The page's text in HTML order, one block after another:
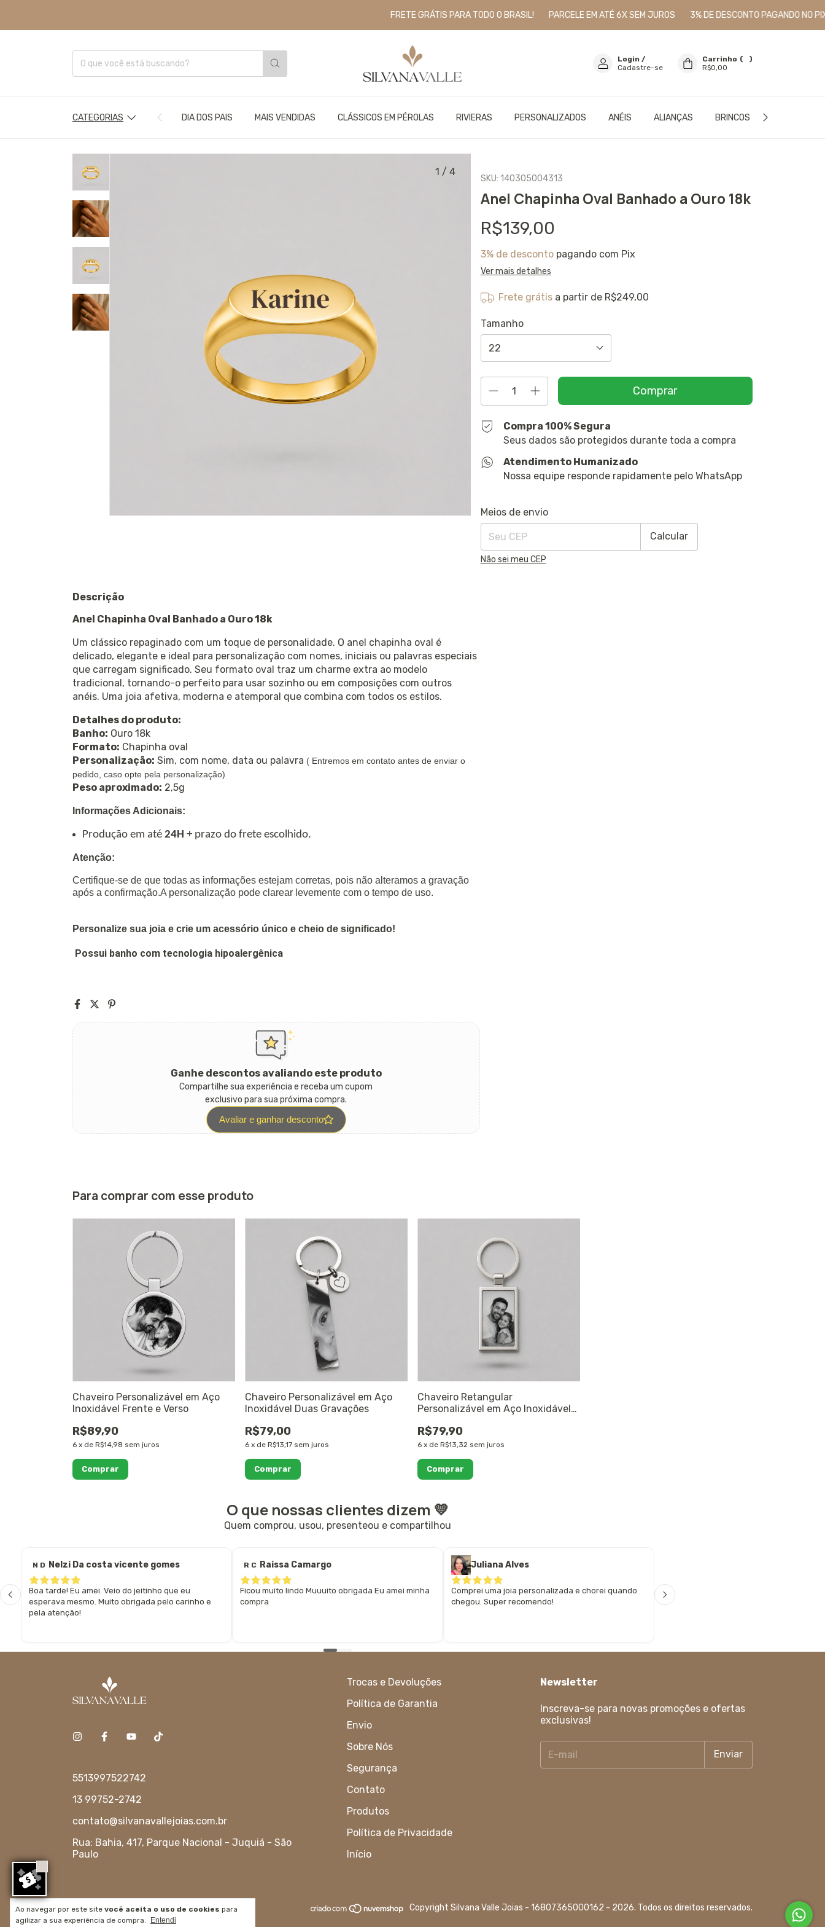
FRETE GRÁTIS PARA TODO O BRASIL! PARCELE EM ATÉ 6X SEM JUROS 3% DE DESCONTO PAGANDO NO PIX
Login /
Cadastre-se
Carrinho (
)
R$0,00
CATEGORIAS DIA DOS PAIS MAIS VENDIDAS CLÁSSICOS EM PÉROLAS RIVIERAS PERSONALIZADOS ANÉIS ALIANÇAS BRINCOS
Ao navegar por este site você aceita o uso de cookies para
agilizar a sua experiência de compra.
Entendi
1 / 4
SKU: 140305004313
Anel Chapinha Oval Banhado a Ouro 18k
R$139,00
3% de descontopagando com Pix
Ver mais detalhes
Frete grátis a partir de R$249,00
Tamanho
Compra 100% Segura
Seus dados são protegidos durante toda a compra
Atendimento Humanizado
Nossa equipe responde rapidamente pelo WhatsApp
Entregas para o CEP:
Meios de envio
Calcular
Não sei meu CEP
Descrição
Anel Chapinha Oval Banhado a Ouro 18k
Um clássico repaginado com um toque de personalidade. O anel chapinha oval é
delicado, elegante e ideal para personalização com nomes, iniciais ou palavras especiais
que carregam significado. Seu formato oval traz um charme extra ao modelo
tradicional, tornando-o perfeito para usar sozinho ou em composições com outros
anéis. Uma joia afetiva, moderna e atemporal que combina com todos os estilos.
Detalhes do produto:
Banho: Ouro 18k
Formato: Chapinha oval
Personalização: Sim, com nome, data ou palavra ( Entremos em contato antes de enviar o
pedido, caso opte pela personalização)
Peso aproximado: 2,5g
Informações Adicionais:
Produção em até 24H + prazo do frete escolhido.
Atenção:
Certifique-se de que todas as informações estejam corretas, pois não alteramos a gravação
após a confirmação.A personalização pode clarear levemente com o tempo de uso.
Personalize sua joia e crie um acessório único e cheio de significado!
Possui banho com tecnologia hipoalergênica
Ganhe descontos avaliando este produto
Compartilhe sua experiência e receba um cupom
exclusivo para sua próxima compra.
Avaliar e ganhar desconto
Para comprar com esse produto
Chaveiro Personalizável em Aço
Inoxidável Frente e Verso
R$89,90
6 x de R$14,98 sem juros
Chaveiro Personalizável em Aço
Inoxidável Duas Gravações
R$79,00
6 x de R$13,17 sem juros
Chaveiro Retangular
Personalizável em Aço Inoxidável
R$79,90
6 x de R$13,32 sem juros
O que nossas clientes dizem 💛
Quem comprou, usou, presenteou e compartilhou
N D Nelzi Da costa vicente gomes
Boa tarde! Eu amei. Veio do jeitinho que eu
esperava mesmo. Muito obrigada pelo carinho e
pela atenção!
R C Raissa Camargo
Ficou muito lindo Muuuito obrigada Eu amei minha
compra
Juliana Alves
Comprei uma joia personalizada e chorei quando
chegou. Super recomendo!
5513997522742
13 99752-2742
contato@silvanavallejoias.com.br
Rua: Bahia, 417, Parque Nacional - Juquiá - São
Paulo
Trocas e Devoluções
Política de Garantia
Envio
Sobre Nós
Segurança
Contato
Produtos
Política de Privacidade
Início
Newsletter
Inscreva-se para novas promoções e ofertas
exclusivas!
Meios de envio Copyright Silvana Valle Joias - 16807365000162 - 2026. Todos os direitos reservados.